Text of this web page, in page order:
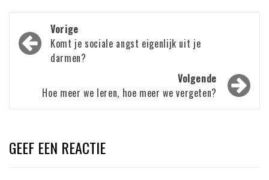
Bericht
navigatie
Vorige
Komt je sociale angst eigenlijk uit je
darmen?
Volgende
Hoe meer we leren, hoe meer we vergeten?
GEEF EEN REACTIE